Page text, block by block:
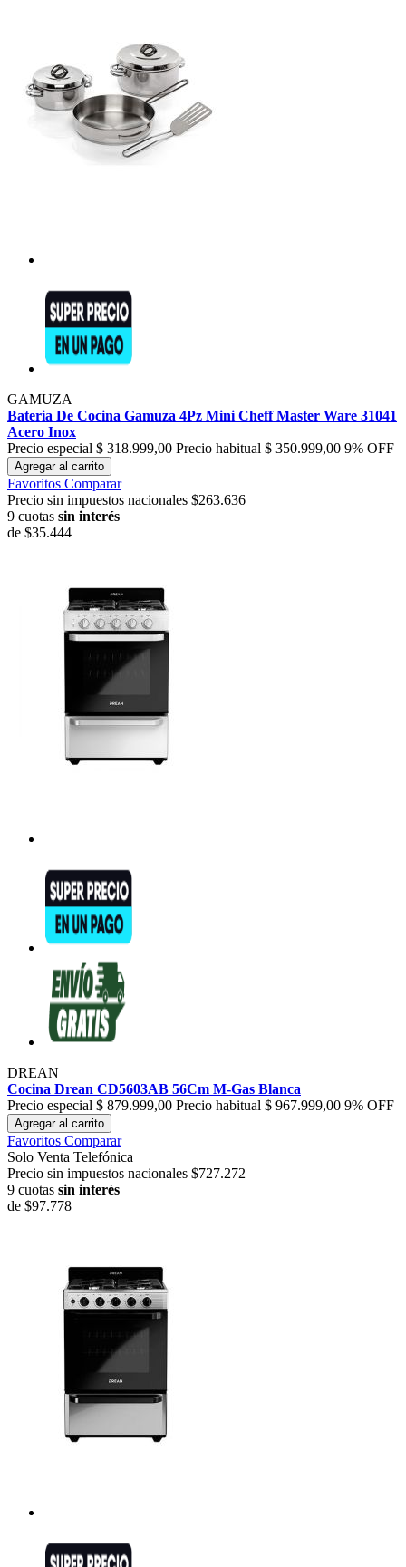
GAMUZA
Bateria De Cocina Gamuza 4Pz Mini Cheff Master Ware 31041
Acero Inox
Precio especial $ 318.999,00 Precio habitual $ 350.999,00 9% OFF
Agregar al carrito
Favoritos Comparar
Precio sin impuestos nacionales $263.636
9 cuotas sin interés
de $35.444
DREAN
Cocina Drean CD5603AB 56Cm M-Gas Blanca
Precio especial $ 879.999,00 Precio habitual $ 967.999,00 9% OFF
Agregar al carrito
Favoritos Comparar
Solo Venta Telefónica
Precio sin impuestos nacionales $727.272
9 cuotas sin interés
de $97.778